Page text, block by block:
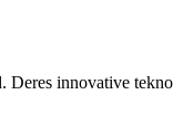
innovative